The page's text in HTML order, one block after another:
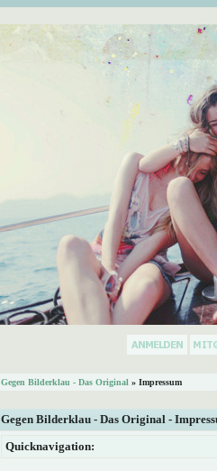
Gegen Bilderklau - Das Original » Impressum
Gegen Bilderklau - Das Original -
Quicknavigation: